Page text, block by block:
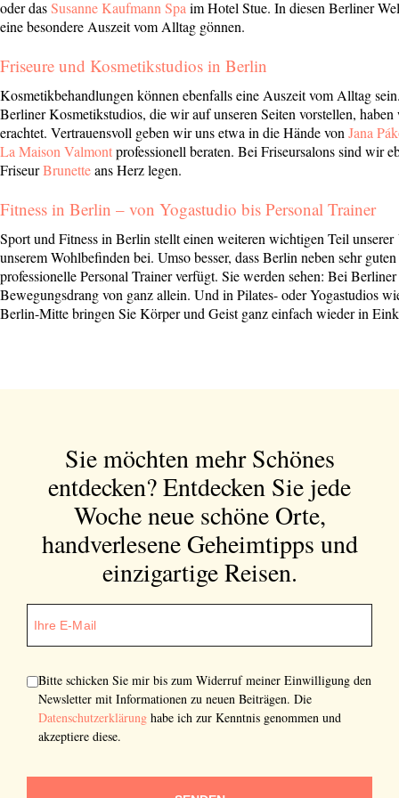
oder dasSusanne Kaufmann Spa im Hotel Stue. In diesen Berliner
eine besondere Auszeit vom Alltag gönnen.
Friseure und Kosmetikstudios in Berlin
Kosmetikbehandlungen können ebenfalls eine Auszeit vom Alltag
Berliner Kosmetikstudios, die wir auf unseren Seiten vorstellen,
erachtet. Vertrauensvoll geben wir uns etwa in die Hände von Jana
La Maison Valmontprofessionell beraten. Bei Friseursalons sind wir
FriseurBrunetteans Herz legen.
Fitness in Berlin – von Yogastudio bis Personal Trainer
Sport und Fitness in Berlin stellt einen weiteren wichtigen Teil unserer
unserem Wohlbefinden bei. Umso besser, dass Berlin neben sehr
professionelle Personal Trainer verfügt. Sie werden sehen: Bei
Bewegungsdrang von ganz allein. Und in Pilates- oder Yogastudios
Berlin-Mitte bringen Sie Körper und Geist ganz einfach wieder in
Sie möchten mehr Schönes
entdecken?Entdecken Sie jede
Woche neue schöne Orte,
handverlesene Geheimtipps und
einzigartige Reisen.
Bitte schicken Sie mir bis zum Widerruf meiner Einwilligung den
Newsletter mit Informationen zu neuen Beiträgen. Die
Datenschutzerklärung habe ich zur Kenntnis genommen und
akzeptiere diese.